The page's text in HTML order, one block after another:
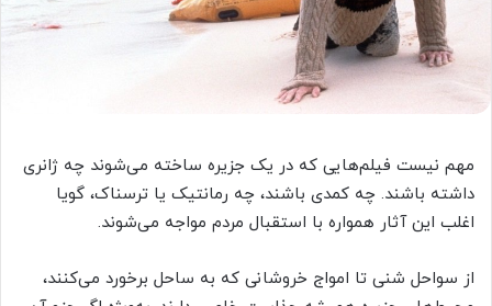
مهم نیست فیلم‌هایی که در یک جزیره ساخته می‌شوند چه ژانری
داشته باشند. چه کمدی باشند، چه رمانتیک یا ترسناک، گویا
اغلب این آثار همواره با استقبال مردم مواجه می‌شوند.
از سواحل شنی تا امواج خروشانی که به ساحل برخورد می‌کنند،